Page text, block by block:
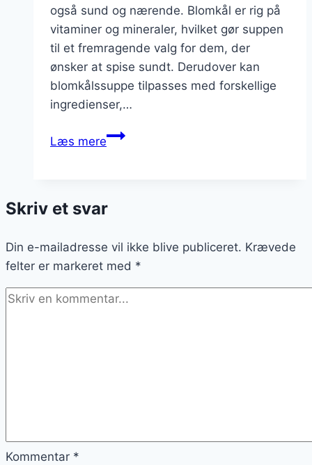
også sund og nærende. Blomkål er rig på
vitaminer og mineraler, hvilket gør suppen
til et fremragende valg for dem, der
ønsker at spise sundt. Derudover kan
blomkålssuppe tilpasses med forskellige
ingredienser,…
Læs mereBlomkålssuppe
lidt
bid
Skriv et svar
Din e-mailadresse vil ikke blive publiceret. Krævede
felter er markeret med *
Kommentar *